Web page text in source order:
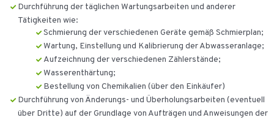
Durchführung der täglichen Wartungsarbeiten und anderer
Tätigkeiten wie:
Schmierung der verschiedenen Geräte gemäß Schmierplan;
Wartung, Einstellung und Kalibrierung der Abwasseranlage;
Aufzeichnung der verschiedenen Zählerstände;
Wasserenthärtung;
Bestellung von Chemikalien (über den Einkäufer)
Durchführung von Änderungs- und Überholungsarbeiten (eventuell
über Dritte) auf der Grundlage von Aufträgen und Anweisungen der